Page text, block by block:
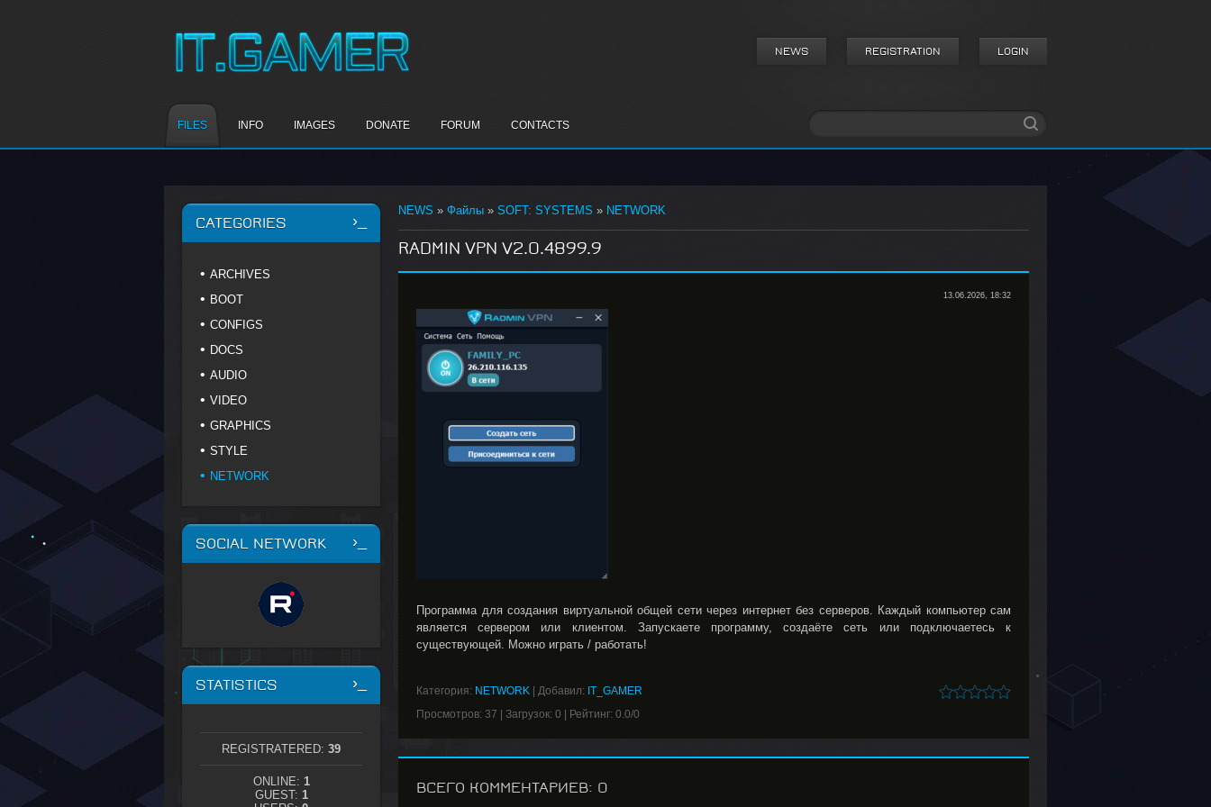
NEWS REGISTRATION LOGIN
FILES INFO IMAGES DONATE FORUM CONTACTS
NEWS » Файлы » SOFT: SYSTEMS » NETWORK
RADMIN VPN V2.0.4899.9
13.06.2026, 18:32
Программа для создания виртуальной общей сети через интернет без серверов. Каждый компьютер сам
является сервером или клиентом. Запускаете программу, создаёте сеть или подключаетесь к
существующей. Можно играть / работать!
Категория: NETWORK Добавил: IT_GAMER
Просмотров: 37 Загрузок: 0 Рейтинг: 0.0/0
ВСЕГО КОММЕНТАРИЕВ: 0
CATEGORIES
ARCHIVES
BOOT
CONFIGS
DOCS
AUDIO
VIDEO
GRAPHICS
STYLE
NETWORK
SOCIAL NETWORK
STATISTICS
REGISTRATERED: 39
ONLINE: 1
GUEST: 1